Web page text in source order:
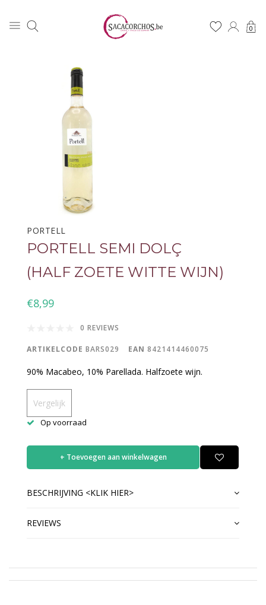
0
PORTELL
PORTELL SEMI DOLÇ
(HALF ZOETE WITTE WIJN)
€8,99
0 REVIEWS
ARTIKELCODE BARS029 EAN 8421414460075
90% Macabeo, 10% Parellada. Halfzoete wijn.
Vergelijk
Op voorraad
+ Toevoegen aan winkelwagen
BESCHRIJVING <KLIK HIER>
REVIEWS